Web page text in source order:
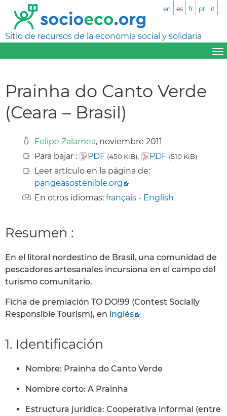
Sitio de recursos de la economía social y solidaria
en es fr pt it
Prainha do Canto Verde
(Ceara – Brasil)
Felipe Zalamea, noviembre 2011
Para bajar :
PDF (450 KiB), PDF (510 KiB)
Leer artículo en la página de:
pangeasostenible.org
En otros idiomas: français - English
Resumen :
En el litoral nordestino de Brasil, una comunidad de
pescadores artesanales incursiona en el campo del
turismo comunitario.
Ficha de premiación TO DO!99 (Contest Socially
Responsible Tourism), en inglés
1. Identificación
Nombre: Prainha do Canto Verde
Nombre corto: A Prainha
Estructura jurídica: Cooperativa informal (entre